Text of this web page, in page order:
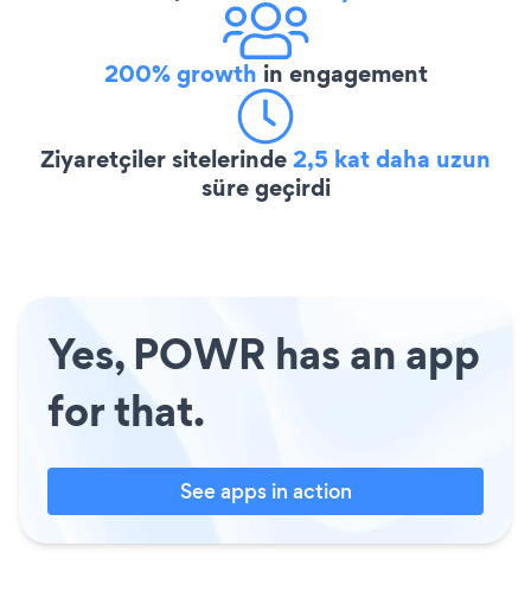
200% growth in engagement
Ziyaretçiler sitelerinde2,5 kat daha uzun
süre geçirdi
Yes, POWR has an app
for that.
See apps in action